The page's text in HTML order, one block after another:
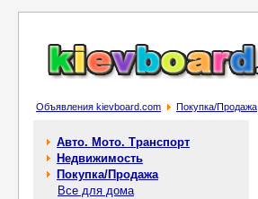
Объявления kievboard.com Покупка/Продажа
Авто. Мото. Транспорт
Недвижимость
Покупка/Продажа
Все для дома